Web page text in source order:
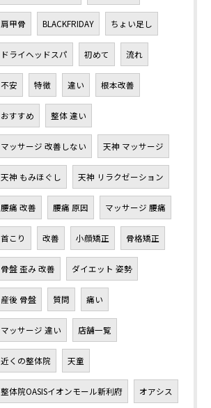
肩甲骨 BLACKFRIDAY ちょい足し
ドライヘッドスパ 初めて 流れ
不安 特徴 違い 根本改善
おすすめ 整体 違い
マッサージ 改善しない 天神 マッサージ
天神 もみほぐし 天神 リラクゼーション
腰痛 改善 腰痛 原因 マッサージ 腰痛
首こり 改善 小顔矯正 骨格矯正
骨盤 歪み 改善 ダイエット 姿勢
産後 骨盤 質問 痛い
マッサージ 違い 店舗一覧
近くの整体院 天童
整体院OASISイオンモール新利府 オアシス